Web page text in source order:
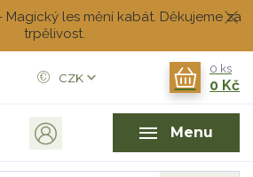
les mění kabát. Děkujeme za
trpělivost.
Menu
CZK
0 ks
0 Kč